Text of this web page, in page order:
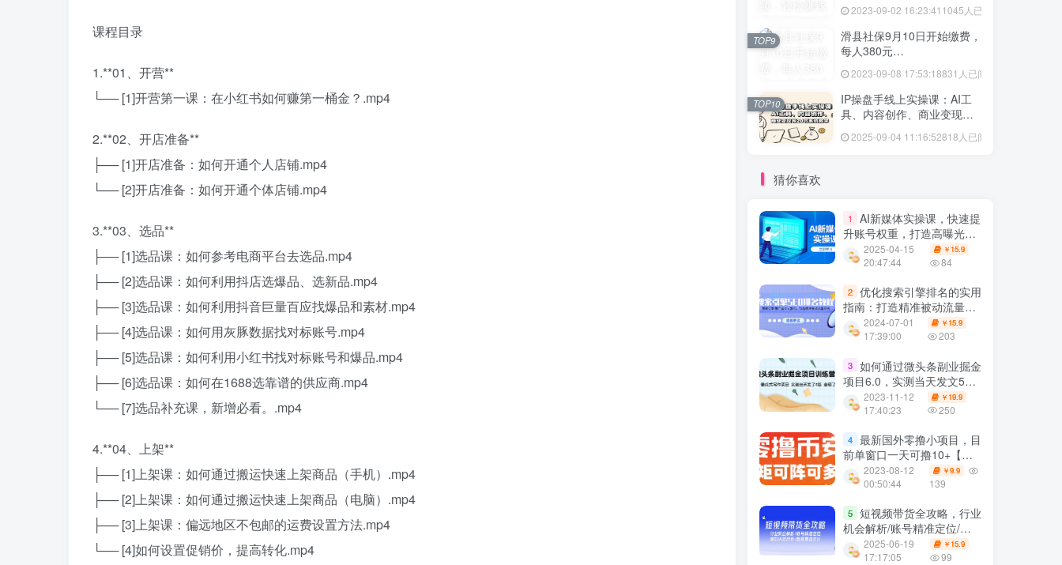
课程目录
1.**01、开营**
└── [1]开营第一课：在小红书如何赚第一桶金？.mp4
2.**02、开店准备**
├── [1]开店准备：如何开通个人店铺.mp4
└── [2]开店准备：如何开通个体店铺.mp4
3.**03、选品**
├── [1]选品课：如何参考电商平台去选品.mp4
├── [2]选品课：如何利用抖店选爆品、选新品.mp4
├── [3]选品课：如何利用抖音巨量百应找爆品和素材.mp4
├── [4]选品课：如何用灰豚数据找对标账号.mp4
├── [5]选品课：如何利用小红书找对标账号和爆品.mp4
├── [6]选品课：如何在1688选靠谱的供应商.mp4
└── [7]选品补充课，新增必看。.mp4
4.**04、上架**
├── [1]上架课：如何通过搬运快速上架商品（手机）.mp4
├── [2]上架课：如何通过搬运快速上架商品（电脑）.mp4
├── [3]上架课：偏远地区不包邮的运费设置方法.mp4
└── [4]如何设置促销价，提高转化.mp4
2023-09-02 16:23:41 1045人已阅读
滑县社保9月10日开始缴费，
每人380元…
2023-09-08 17:53:18831人已阅读
TOP9
IP操盘手线上实操课：AI工
具、内容创作、商业变现等
2025-09-04 11:16:52818人已阅读
TOP10
猜你喜欢
1
AI新媒体实操课，快速提
升账号权重，打造高曝光主
页与爆款内容
2025-04-15
20:47:44
￥ 15.9
84
2 优化搜索引擎排名的实用
指南：打造精准被动流量系
统
2024-07-01
17:39:00
￥ 15.9
203
3 如何通过微头条副业掘金
项目6.0，实测当天发文5
篇，变现90，傻瓜式写作轻
松赚钱
2023-11-12
17:40:23
￥ 19.9
250
4 最新国外零撸小项目，目
前单窗口一天可撸10+【详
细玩法教程】【揭秘】
2023-08-12
00:50:44
￥9.9
139
5
短视频带货全攻略，行业
机会解析/账号精准定位/爆
款内容创作/数据复盘优化
2025-06-19
17:17:05
￥ 15.9
99